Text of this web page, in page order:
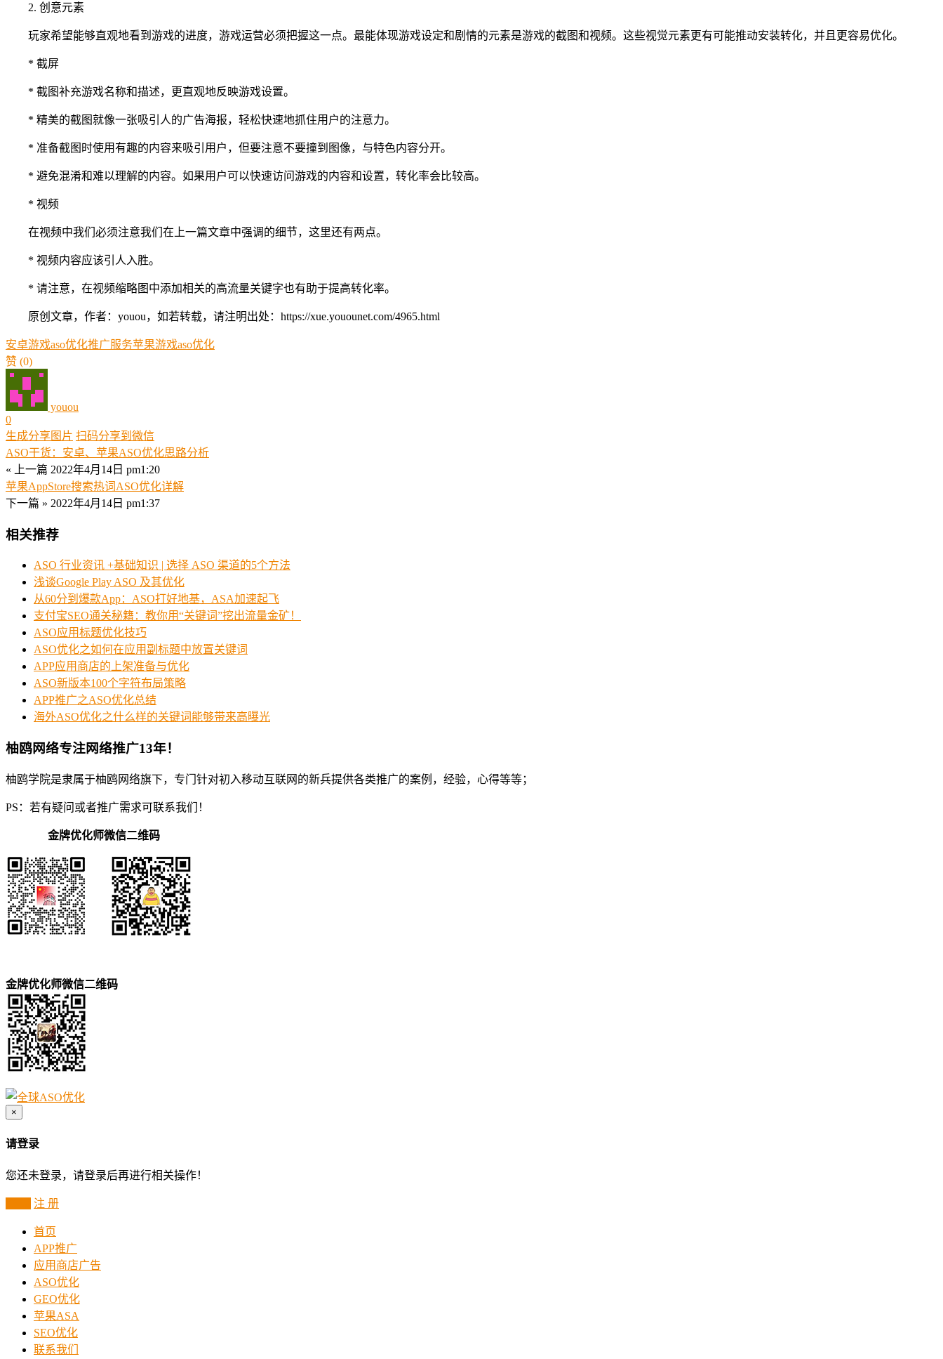
2. 创意元素
玩家希望能够直观地看到游戏的进度，游戏运营必须把握这一点。最能体现游戏设定和剧情的元素是游戏的截图和视频。这些视觉元素更有可能推动安装转化，并且更容易优化。
* 截屏
* 截图补充游戏名称和描述，更直观地反映游戏设置。
* 精美的截图就像一张吸引人的广告海报，轻松快速地抓住用户的注意力。
* 准备截图时使用有趣的内容来吸引用户，但要注意不要撞到图像，与特色内容分开。
* 避免混淆和难以理解的内容。如果用户可以快速访问游戏的内容和设置，转化率会比较高。
* 视频
在视频中我们必须注意我们在上一篇文章中强调的细节，这里还有两点。
* 视频内容应该引人入胜。
* 请注意，在视频缩略图中添加相关的高流量关键字也有助于提高转化率。
原创文章，作者：youou，如若转载，请注明出处：https://xue.youounet.com/4965.html
安卓游戏aso优化推广服务苹果游戏aso优化
赞 (0)
youou
0
生成分享图片 扫码分享到微信
ASO干货：安卓、苹果ASO优化思路分析
« 上一篇 2022年4月14日 pm1:20
苹果AppStore搜索热词ASO优化详解
下一篇 » 2022年4月14日 pm1:37
相关推荐
ASO 行业资讯 +基础知识 | 选择 ASO 渠道的5个方法
浅谈Google Play ASO 及其优化
从60分到爆款App：ASO打好地基，ASA加速起飞
支付宝SEO通关秘籍：教你用“关键词”挖出流量金矿！
ASO应用标题优化技巧
ASO优化之如何在应用副标题中放置关键词
APP应用商店的上架准备与优化
ASO新版本100个字符布局策略
APP推广之ASO优化总结
海外ASO优化之什么样的关键词能够带来高曝光
柚鸥网络专注网络推广13年！
柚鸥学院是隶属于柚鸥网络旗下，专门针对初入移动互联网的新兵提供各类推广的案例，经验，心得等等；
PS：若有疑问或者推广需求可联系我们！
金牌优化师微信二维码
金牌优化师微信二维码
×
请登录
您还未登录，请登录后再进行相关操作！
注 册
首页
APP推广
应用商店广告
ASO优化
GEO优化
苹果ASA
SEO优化
联系我们